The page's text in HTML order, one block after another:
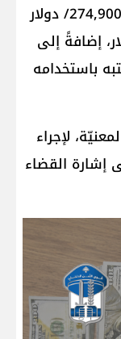
وبتفتيشهما، ضُبط بحوزتهما مبلغ /274,900/ دولار
فئة الـ /100/ دولار، إضافةً إلى
باستخدامه
لإجراء
إشارة القضاء